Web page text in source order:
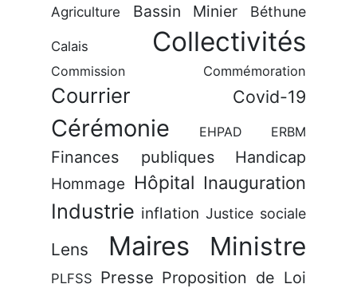
Agriculture Bassin Minier Béthune
Calais Collectivités
Commission Commémoration
Courrier Covid-19
Cérémonie EHPAD ERBM
Finances publiques Handicap
Hommage Hôpital Inauguration
Industrie inflation Justice sociale
Lens Maires Ministre
PLFSS Presse Proposition de Loi